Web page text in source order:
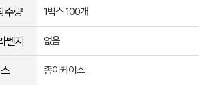
수량 1박스 100개
벨지 없음
종이케이스